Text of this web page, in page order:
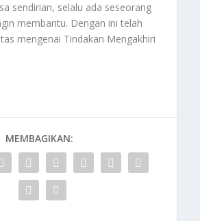
sendirian, selalu ada seseorang
membantu. Dengan ini telah
mengenai Tindakan Mengakhiri
MEMBAGIKAN: